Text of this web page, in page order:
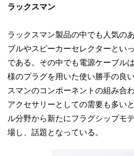
ラックスマン
ラックスマン製品の中でも人気の
ブルやスピーカーセレクターとい
である。その中でも電源ケーブル
様のプラグを用いた使い勝手の良
スマンのコンポーネントの組み合
アクセサリーとしての需要も多い
ル分野から新たにフラグシップモ
場し、話題となっている。